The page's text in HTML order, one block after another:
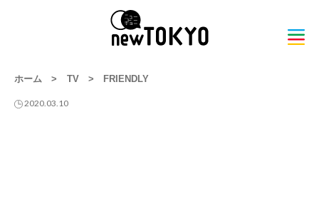
ホーム > TV > FRIENDLY
2020.03.10